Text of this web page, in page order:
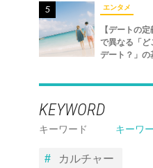
5 エンタメ
【デートの
で異なる「ど
デート？」の
KEYWORD
キーワード キーワ
カルチャー